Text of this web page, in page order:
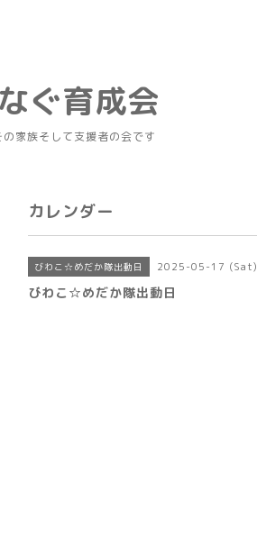
ぐ育成会
家族そして支援者の会です
カレンダー
びわこ☆めだか隊出動日 2025-05-17 (Sat)
びわこ☆めだか隊出動日